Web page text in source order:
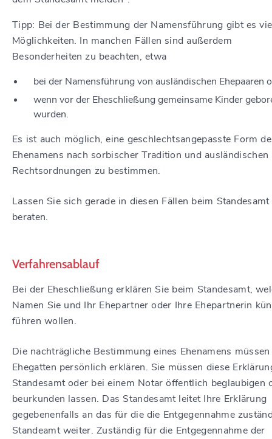
Tipp: Bei der Bestimmung der Namensführung gibt es
Möglichkeiten. In manchen Fällen sind außerdem
Besonderheiten zu beachten, etwa
bei der Namensführung von ausländischen Ehepaaren
wenn vor der Eheschließung gemeinsame Kinder
wurden.
Es ist auch möglich, eine geschlechtsangepasste Form
Ehenamens nach sorbischer Tradition und ausländischen
Rechtsordnungen zu bestimmen.
Lassen Sie sich gerade in diesen Fällen beim Standesamt
beraten.
Verfahrensablauf
Bei der Eheschließung erklären Sie beim Standesamt,
Namen Sie und Ihr Ehepartner oder Ihre Ehepartnerin
führen wollen.
Die nachträgliche Bestimmung eines Ehenamens
Ehegatten persönlich erklären. Sie müssen diese
Standesamt oder bei einem Notar öffentlich beglaubigen
beurkunden lassen. Das Standesamt leitet Ihre Erklärung
gegebenenfalls an das für die die Entgegennahme
Standeamt weiter. Zuständig für die Entgegennahme der